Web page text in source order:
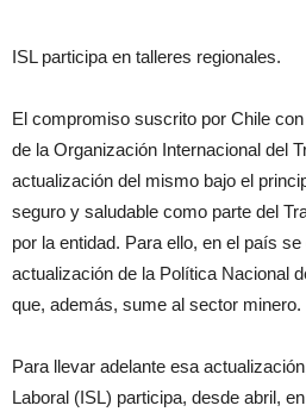
ISL participa en talleres regionales.
El compromiso suscrito por Chile
de la Organización Internacional del
actualización del mismo bajo el
seguro y saludable como parte del
por la entidad. Para ello, en el país
actualización de la Política Nacional
que, además, sume al sector minero.
Para llevar adelante esa
Laboral (ISL) participa, desde abril,